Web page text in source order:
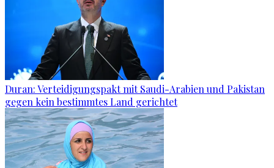
Duran: Verteidigungspakt mit Saudi-Arabien und Pakistan
gegen kein bestimmtes Land gerichtet